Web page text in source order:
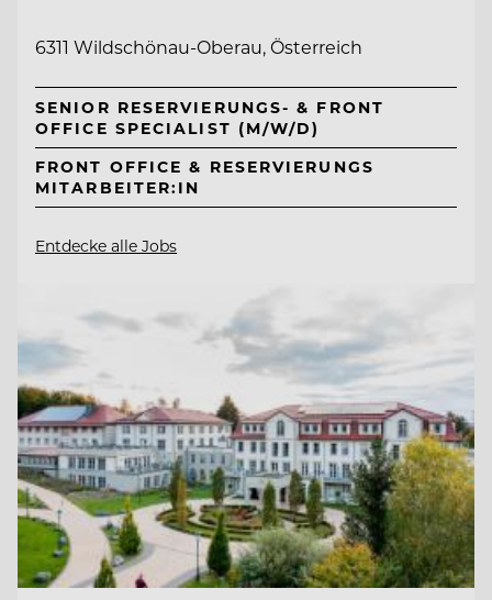
6311 Wildschönau-Oberau, Österreich
SENIOR RESERVIERUNGS- & FRONT
OFFICE SPECIALIST (M/W/D)
FRONT OFFICE & RESERVIERUNGS
MITARBEITER:IN
Entdecke alle Jobs